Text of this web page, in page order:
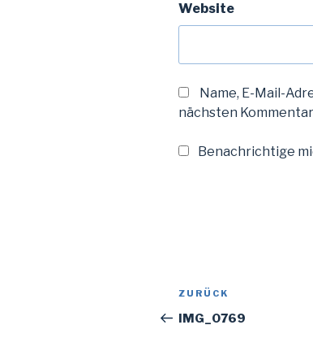
Website
Name, E-Mail-
nächsten
Benachrichtige
Vorheriger
Beitrag
ZURÜCK
IMG_0769